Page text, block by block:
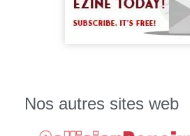
Nos autres sites web